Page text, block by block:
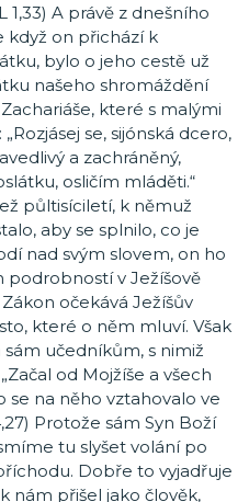
1,33) A právě z dnešního
když on přichází k
bylo o jeho cestě už
našeho shromáždění
které s malými
se, sijónská dcero,
a zachráněný,
osličím mláděti.“
půltisíciletí, k němuž
aby se splnilo, co je
nad svým slovem, on ho
podrobností v Ježíšově
očekává Ježíšův
které o něm mluví. Však
učedníkům, s nimiž
od Mojžíše a všech
se na něho vztahovalo ve
Protože sám Syn Boží
tu slyšet volání po
Dobře to vyjadřuje
nám přišel jako člověk,